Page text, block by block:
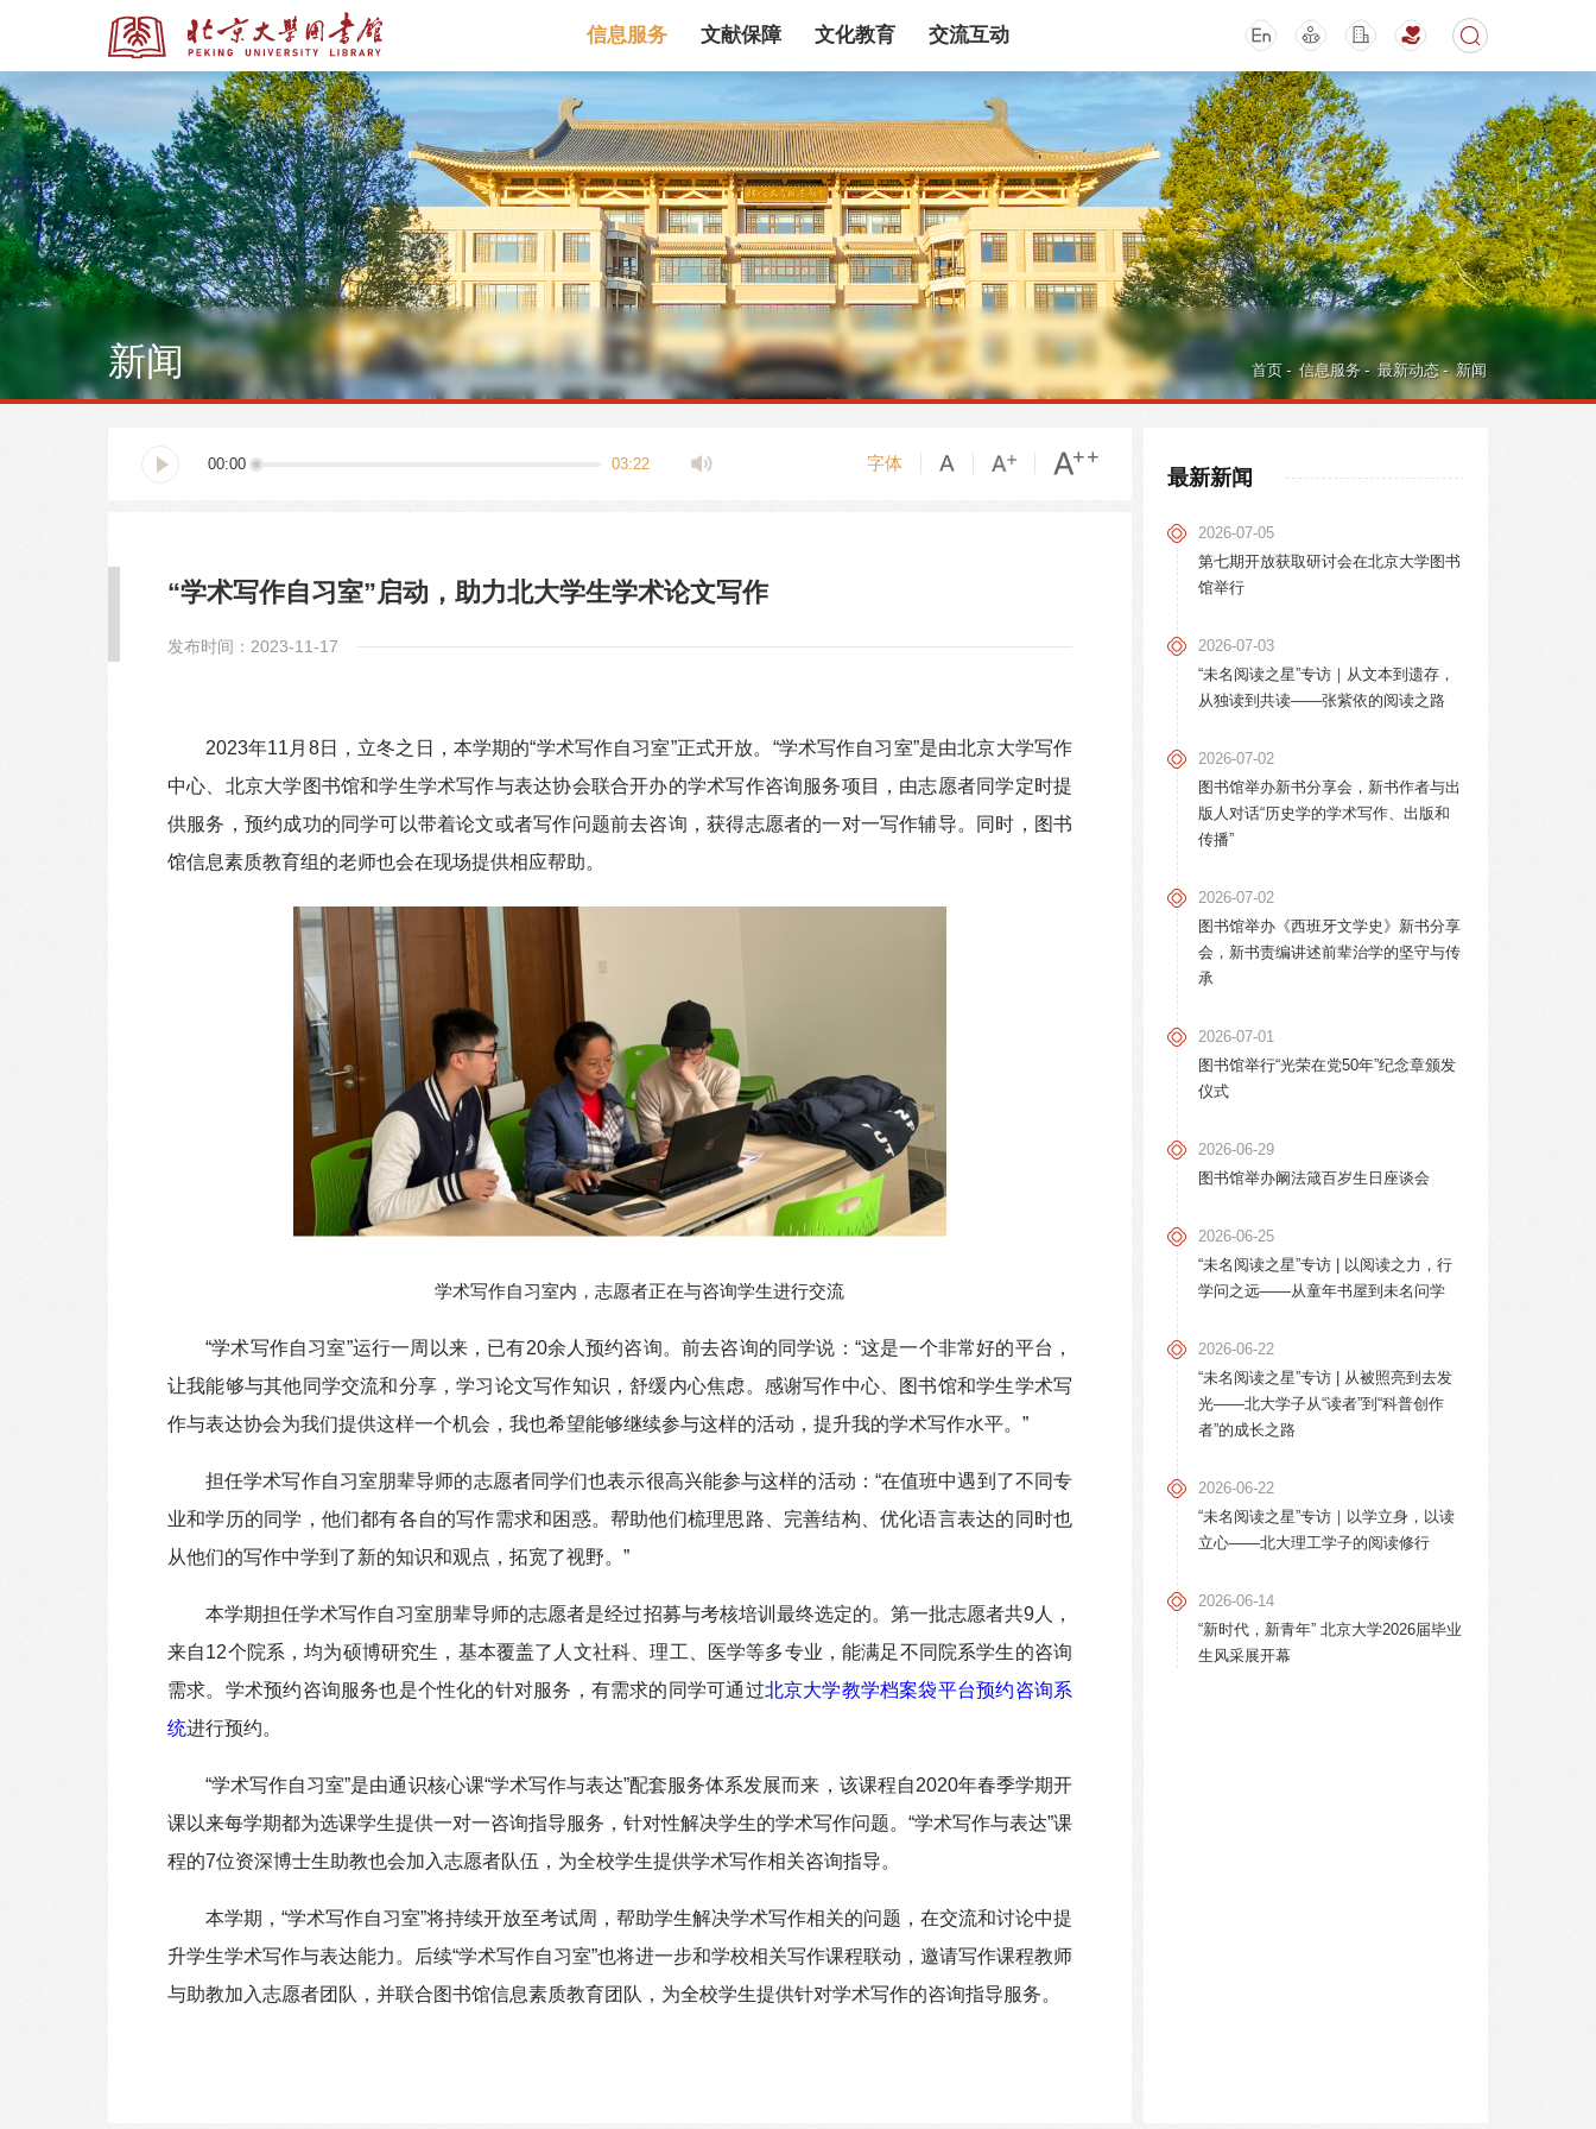
全部资源
全部资源 馆藏目录 论文、书、报告 数据库 电子图书和电子期刊
多媒体资源 机构知识库 馆际互借 新书通报 专利数据 活动讲座
信息服务 文献保障 文化教育 交流互动
首页 - 信息服务 - 最新动态 - 新闻
新闻
最新新闻
2026-07-05
第七期开放获取研讨会在北京大学图书
馆举行
2026-07-03
“未名阅读之星”专访｜从文本到遗存，
从独读到共读——张紫依的阅读之路
2026-07-02
图书馆举办新书分享会，新书作者与出
版人对话“历史学的学术写作、出版和
传播”
2026-07-02
图书馆举办《西班牙文学史》新书分享
会，新书责编讲述前辈治学的坚守与传
承
2026-07-01
图书馆举行“光荣在党50年”纪念章颁发
仪式
2026-06-29
图书馆举办阚法箴百岁生日座谈会
2026-06-25
“未名阅读之星”专访 | 以阅读之力，行
学问之远——从童年书屋到未名问学
2026-06-22
“未名阅读之星”专访 | 从被照亮到去发
光——北大学子从“读者”到“科普创作
者”的成长之路
2026-06-22
“未名阅读之星”专访｜以学立身，以读
立心——北大理工学子的阅读修行
2026-06-14
“新时代，新青年” 北京大学2026届毕业
生风采展开幕
00:00 03:22 字体
“学术写作自习室”启动，助力北大学生学术论文写作
发布时间：2023-11-17
2023年11月8日，立冬之日，本学期的“学术写作自习室”正式开放。“学术写作自习室”是由北京大学写作
中心、北京大学图书馆和学生学术写作与表达协会联合开办的学术写作咨询服务项目，由志愿者同学定时提
供服务，预约成功的同学可以带着论文或者写作问题前去咨询，获得志愿者的一对一写作辅导。同时，图书
馆信息素质教育组的老师也会在现场提供相应帮助。
学术写作自习室内，志愿者正在与咨询学生进行交流
“学术写作自习室”运行一周以来，已有20余人预约咨询。前去咨询的同学说：“这是一个非常好的平台，
让我能够与其他同学交流和分享，学习论文写作知识，舒缓内心焦虑。感谢写作中心、图书馆和学生学术写
作与表达协会为我们提供这样一个机会，我也希望能够继续参与这样的活动，提升我的学术写作水平。”
担任学术写作自习室朋辈导师的志愿者同学们也表示很高兴能参与这样的活动：“在值班中遇到了不同专
业和学历的同学，他们都有各自的写作需求和困惑。帮助他们梳理思路、完善结构、优化语言表达的同时也
从他们的写作中学到了新的知识和观点，拓宽了视野。 ”
本学期担任学术写作自习室朋辈导师的志愿者是经过招募与考核培训最终选定的。第一批志愿者共9人，
来自12个院系，均为硕博研究生，基本覆盖了人文社科、理工、医学等多专业，能满足不同院系学生的咨询
需求。学术预约咨询服务也是个性化的针对服务，有需求的同学可通过北京大学教学档案袋平台预约咨询系
统进行预约。
“学术写作自习室”是由通识核心课“学术写作与表达”配套服务体系发展而来，该课程自2020年春季学期开
课以来每学期都为选课学生提供一对一咨询指导服务，针对性解决学生的学术写作问题。“学术写作与表达”课
程的7位资深博士生助教也会加入志愿者队伍，为全校学生提供学术写作相关咨询指导。
本学期，“学术写作自习室”将持续开放至考试周，帮助学生解决学术写作相关的问题，在交流和讨论中提
升学生学术写作与表达能力。后续“学术写作自习室”也将进一步和学校相关写作课程联动，邀请写作课程教师
与助教加入志愿者团队，并联合图书馆信息素质教育团队，为全校学生提供针对学术写作的咨询指导服务。